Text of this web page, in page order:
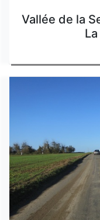
Vallée de la